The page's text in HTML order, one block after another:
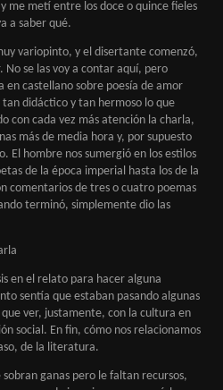
me metí entre los doce o quince fieles
a saber qué.
variopinto, y el disertante comenzó,
se las voy a contar aquí, pero
castellano sobre poesía de amor
didáctico y tan hermoso lo que
con cada vez más atención la charla,
más de media hora y, por supuesto
El hombre nos sumergió en los estilos
de la época imperial hasta los de la
comentarios de tres o cuatro poemas
terminó, simplemente dio las
en el relato para hacer alguna
sentía que estaban pasando algunas
ver, justamente, con la cultura en
social. En fin, cómo nos relacionamos
de la literatura.
ganas pero le faltan recursos,